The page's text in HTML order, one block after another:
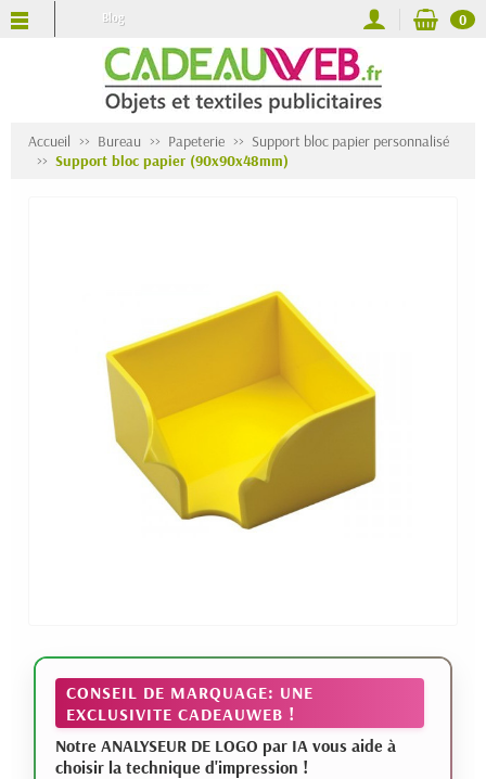
Blog 0
Accueil Bureau Papeterie
Support bloc papier personnalisé
Support bloc papier (90x90x48mm)
CONSEIL DE MARQUAGE: UNE
EXCLUSIVITE CADEAUWEB !
Notre ANALYSEUR DE LOGO par IA vous aide à
choisir la technique d'impression !